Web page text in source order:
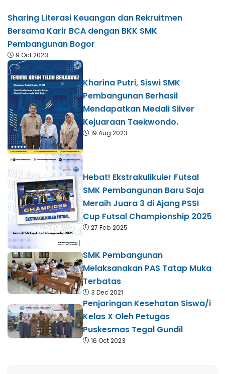
Sharing Literasi Keuangan dan Rekruitmen
Bersama Karir BCA dengan BKK SMK
Pembangunan Bogor
9 Oct 2023
Kharina Putri, Siswi SMK
Pembangunan Berhasil
Mendapatkan Medali Silver
Kejuaraan Taekwondo.
19 Aug 2023
Hebat! Ekstrakulikuler Futsal
SMK Pembangunan Baru Saja
Meraih Juara 3 di Ajang PSSI
Cup Futsal Championship 2025
27 Feb 2025
SMK Pembangunan
Melaksanakan PAS Tatap Muka
Terbatas
3 Dec 2021
Penjaringan Kesehatan Siswa/i
Kelas X Oleh Petugas
Puskesmas Tegal Gundil
16 Oct 2023